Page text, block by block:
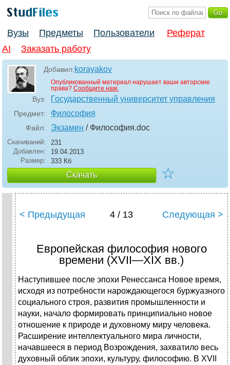
Вузы Предметы Пользователи
Реферат
AI
Заказать работу
Добавил:korayakov
Опубликованный материал нарушает ваши авторские
права? Сообщите нам.
Вуз: Государственный университет управления
Предмет: Философия
Файл: Экзамен / Философия.doc
Скачиваний:
231
Добавлен:
19.04.2013
Размер:
333 Кб
Скачать ☆
< Предыдущая 4 / 13 Следующая >
Европейская философия нового
времени (XVII—XIX вв.)
Наступившее после эпохи Ренессанса Новое время,
исходя из потребности нарождающегося буржуазного
социального строя, развития промышленности и
науки, начало формировать принципиально новое
отношение к природе и духовному миру человека.
Расширение интеллектуального мира личности,
начавшееся в период Возрождения, захватило весь
духовный облик эпохи, культуру, философию. В XVII